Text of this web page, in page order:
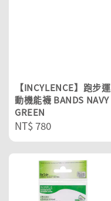
【INCYLENCE】跑步運
動機能襪 BANDS NAVY
GREEN
Regular
price
NT$ 780